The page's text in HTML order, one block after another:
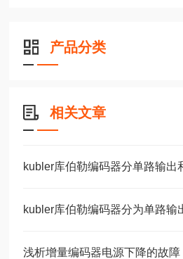
产品分类
相关文章
kubler库伯勒编码器分单路输出
kubler库伯勒编码器分为单路输
浅析增量编码器电源下降的故障